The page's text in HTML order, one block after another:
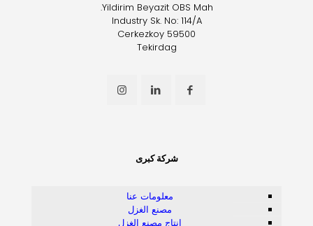
Yildirim Beyazit OBS Mah.
Industry Sk. No: 114/A
Cerkezkoy 59500
Tekirdag
شركة كبرى
معلومات عنا
مصنع الغزل
إنتاج مصنع الغزل